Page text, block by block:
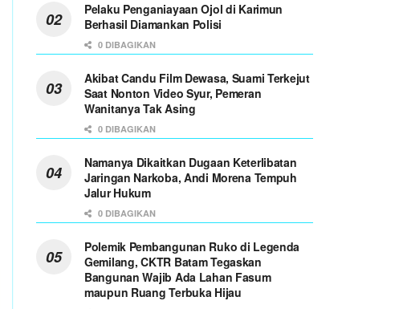
Pelaku Penganiayaan Ojol di Karimun
Berhasil Diamankan Polisi
0 DIBAGIKAN
Akibat Candu Film Dewasa, Suami Terkejut
Saat Nonton Video Syur, Pemeran
Wanitanya Tak Asing
0 DIBAGIKAN
Namanya Dikaitkan Dugaan Keterlibatan
Jaringan Narkoba, Andi Morena Tempuh
Jalur Hukum
0 DIBAGIKAN
Polemik Pembangunan Ruko di Legenda
Gemilang, CKTR Batam Tegaskan
Bangunan Wajib Ada Lahan Fasum
maupun Ruang Terbuka Hijau